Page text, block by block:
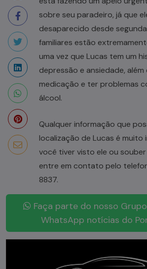
sobre seu paradeiro, já que
desaparecido desde
familiares estão
uma vez que Lucas tem um
depressão e ansiedade,
medicação e ter problemas
álcool.
Qualquer informação que
localização de Lucas é muito
você tiver visto ele ou
entre em contato pelo
8837.
Faça parte do nosso
WhatsApp notícias do